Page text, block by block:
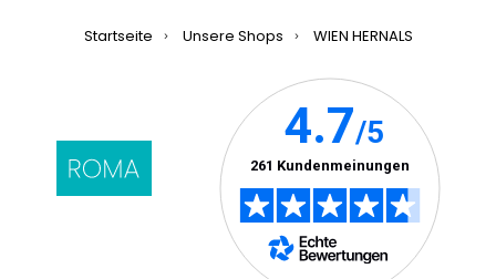
Startseite Unsere Shops WIEN HERNALS